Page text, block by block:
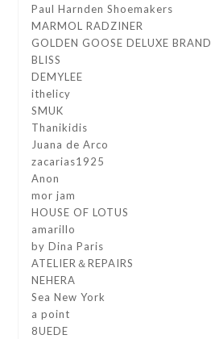
Paul Harnden Shoemakers
MARMOL RADZINER
GOLDEN GOOSE DELUXE BRAND
BLISS
DEMYLEE
ithelicy
SMUK
Thanikidis
Juana de Arco
zacarias1925
Anon
mor jam
HOUSE OF LOTUS
amarillo
by Dina Paris
ATELIER＆REPAIRS
NEHERA
Sea New York
a point
8UEDE